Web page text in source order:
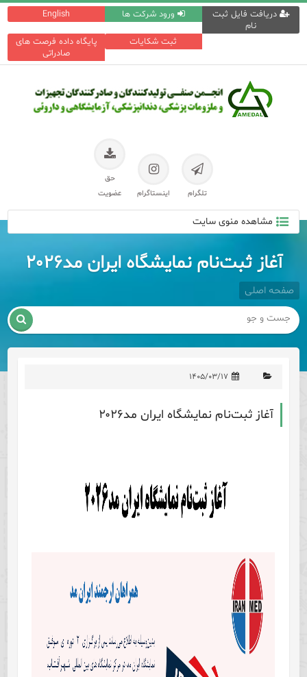
English ورود شرکت ها
دریافت فایل ثبت
نام
پایگاه داده فرصت های
صادراتی
ثبت شکایات
تلگرام اینستاگرام
حق
عضویت
مشاهده منوی سایت
آغاز ثبت‌نام نمایشگاه ایران مد۲۰۲۶
صفحه اصلی

۱۴۰۵/۰۳/۱۷
آغاز ثبت‌نام نمایشگاه ایران مد۲۰۲۶